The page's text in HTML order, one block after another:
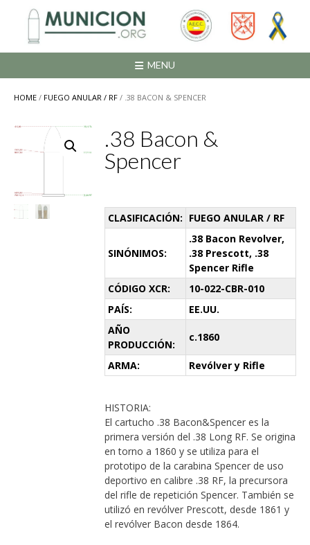
contenido
MENU
HOME / FUEGO ANULAR / RF / .38 BACON & SPENCER
.38 Bacon &
Spencer
CLASIFICACIÓN: FUEGO ANULAR / RF
SINÓNIMOS:
.38 Bacon Revolver,
.38 Prescott, .38
Spencer Rifle
CÓDIGO XCR:
10-022-CBR-010
PAÍS:
EE.UU.
AÑO
PRODUCCIÓN:
c.1860
ARMA: Revólver y Rifle
HISTORIA:
El cartucho .38 Bacon&Spencer es la
primera versión del .38 Long RF. Se origina
en torno a 1860 y se utiliza para el
prototipo de la carabina Spencer de uso
deportivo en calibre .38 RF, la precursora
del rifle de repetición Spencer. También se
utilizó en revólver Prescott, desde 1861 y
el revólver Bacon desde 1864.